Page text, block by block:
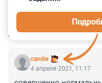
КОММЕНТАРИИ 11
candie
4 апреля 2021, 11:17